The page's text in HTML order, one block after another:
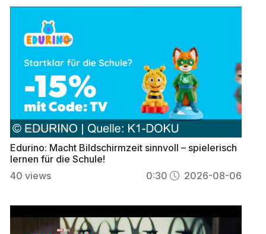
Edurino: Macht Bildschirmzeit sinnvoll – spielerisch
lernen für die Schule!
40 views 0:30 2026-08-06